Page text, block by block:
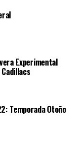
Experimental
Temporada Otoño